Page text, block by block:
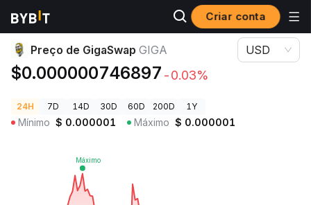
Criar conta
Preços de Criptomoedas Preço de GigaSwap GIGA
Preço de GigaSwap GIGA
$0.000000746897 -0.03%
USD
24H 7D 14D 30D 60D 200D 1Y
Mínimo $ 0.000001 Máximo $ 0.000001